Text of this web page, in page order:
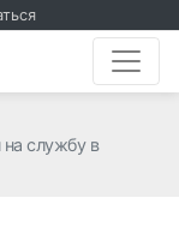
службу в